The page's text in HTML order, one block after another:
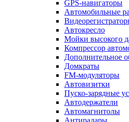
GPS-навигаторы
Автомобильные
Автокресло
Мойки высокого
Компрессор
Дополнительное
Домкраты
FM-модуляторы
Автовизитки
Пуско-зарядные
Автодержатели
Автомагнитолы
Антирадары